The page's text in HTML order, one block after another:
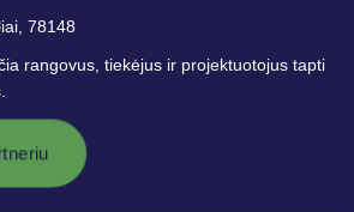
78148
rangovus, tiekėjus ir projektuotojus tapti